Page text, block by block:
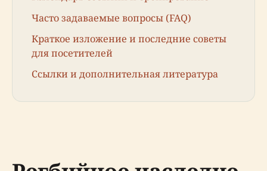
Часто задаваемые вопросы (FAQ)
Краткое изложение и последние советы
для посетителей
Ссылки и дополнительная литература